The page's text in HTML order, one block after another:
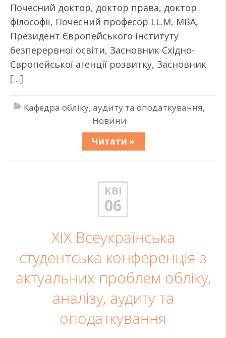
Почесний доктор, доктор права, доктор
філософії, Почесний професор LL.M, MBA,
Президент Європейського інституту
безперервної освіти, Засновник Східно-
Європейської агенції розвитку, Засновник
[…]
Кафедра обліку, аудиту та оподаткування,
Новини
Читати »
КВІ
06
XIX Всеукраїнська
студентська конференція з
актуальних проблем обліку,
аналізу, аудиту та
оподаткування